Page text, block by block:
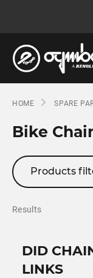
HOME SPARE
Bike
Products
Results
DID
LINKS